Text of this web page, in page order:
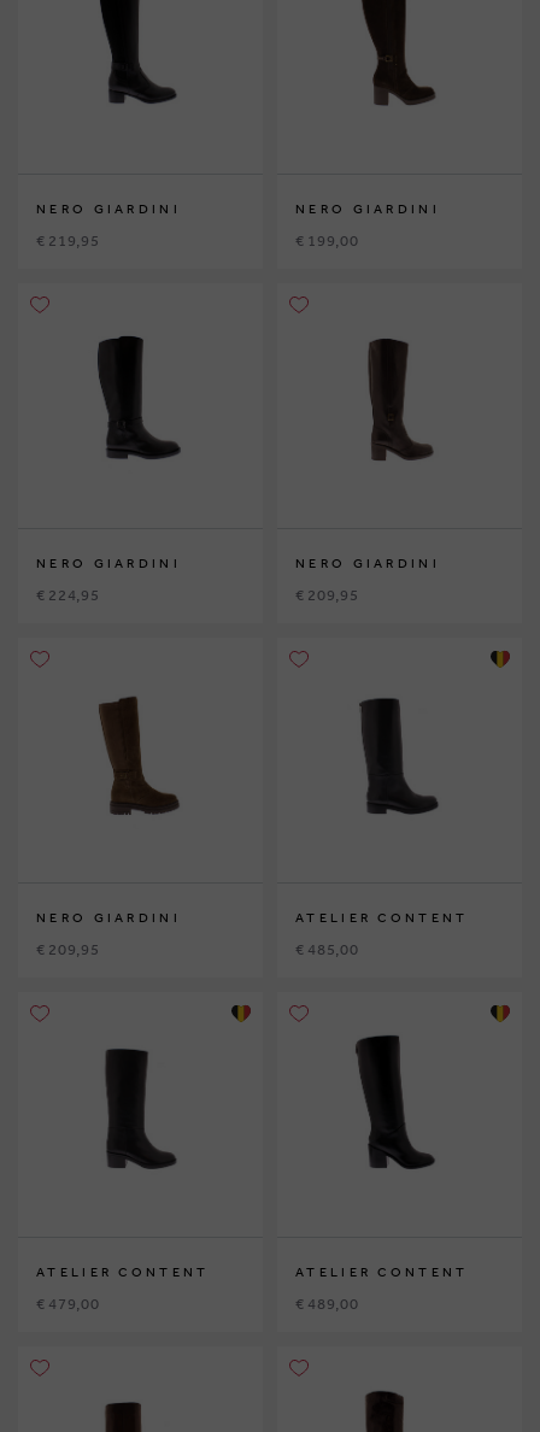
NERO GIARDINI
€ 219,95
NERO GIARDINI
€ 199,00
NERO GIARDINI
€ 224,95
NERO GIARDINI
€ 209,95
NERO GIARDINI
€ 209,95
ATELIER CONTENT
€ 485,00
ATELIER CONTENT
€ 479,00
ATELIER CONTENT
€ 489,00